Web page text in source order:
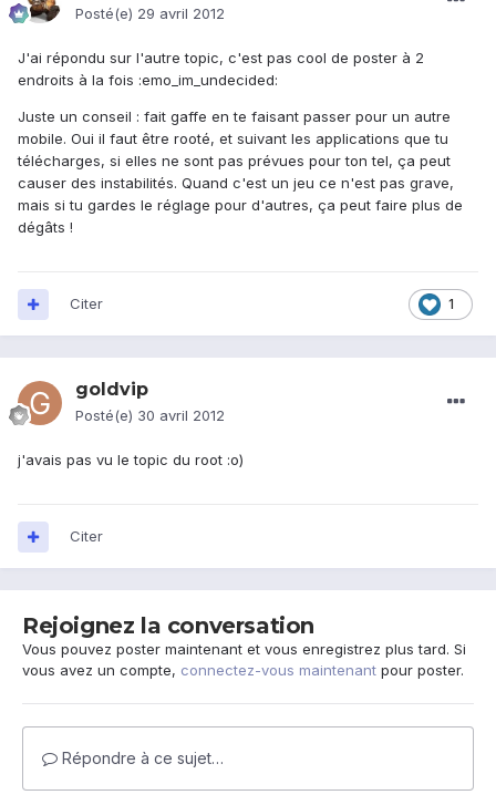
Posté(e) 29 avril 2012
J'ai répondu sur l'autre topic, c'est pas cool de poster à 2
endroits à la fois :emo_im_undecided:
Juste un conseil : fait gaffe en te faisant passer pour un autre
mobile. Oui il faut être rooté, et suivant les applications que tu
télécharges, si elles ne sont pas prévues pour ton tel, ça peut
causer des instabilités. Quand c'est un jeu ce n'est pas grave,
mais si tu gardes le réglage pour d'autres, ça peut faire plus de
dégâts !
1
Citer
goldvip
Posté(e) 30 avril 2012
j'avais pas vu le topic du root :o)
Citer
Rejoignez la conversation
Vous pouvez poster maintenant et vous enregistrez plus tard. Si
vous avez un compte, connectez-vous maintenant pour poster.
Répondre à ce sujet…